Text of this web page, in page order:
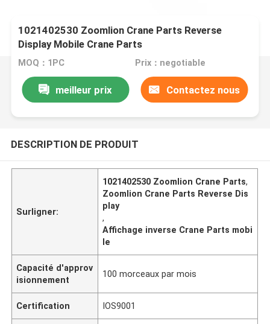
1021402530 Zoomlion Crane Parts Reverse
Display Mobile Crane Parts
MOQ：1PC Prix：negotiable
meilleur prix Contactez nous
DESCRIPTION DE PRODUIT
Surligner:
1021402530 Zoomlion Crane Parts,
Zoomlion Crane Parts Reverse Dis
play
,
Affichage inverse Crane Parts mobi
le
Capacité d'approv
isionnement
100 morceaux par mois
Certification IOS9001